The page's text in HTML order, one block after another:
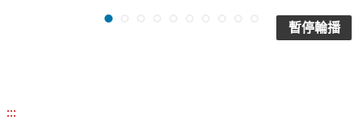
暫停輪播
:::